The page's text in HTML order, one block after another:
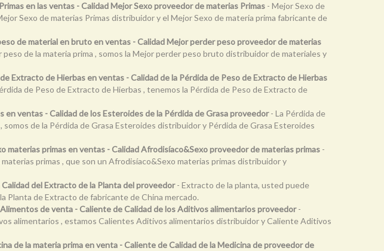
en las ventas - Calidad Mejor Sexo proveedor de materias Primas - Mejor Sexo de
Sexo de materias Primas distribuidor y el Mejor Sexo de materia prima fabricante de
de material en bruto en ventas - Calidad Mejor perder peso proveedor de materias
de la materia prima , somos la Mejor perder peso bruto distribuidor de materiales y
Extracto de Hierbas en ventas - Calidad de la Pérdida de Peso de Extracto de Hierbas
de Peso de Extracto de Hierbas , tenemos la Pérdida de Peso de Extracto de
en ventas - Calidad de los Esteroides de la Pérdida de Grasa proveedor- La Pérdida de
de la Pérdida de Grasa Esteroides distribuidor y Pérdida de Grasa Esteroides
materias primas en ventas - Calidad Afrodisíaco&Sexo proveedor de materias primas -
primas , que son un Afrodisíaco&Sexo materias primas distribuidor y
del Extracto de la Planta del proveedor- Extracto de la planta, usted puede
Planta de Extracto de fabricante de China mercado.
de venta - Caliente de Calidad de los Aditivos alimentarios proveedor-
alimentarios , estamos Calientes Aditivos alimentarios distribuidor y Caliente Aditivos
de la materia prima en venta - Caliente de Calidad de la Medicina de proveedor de